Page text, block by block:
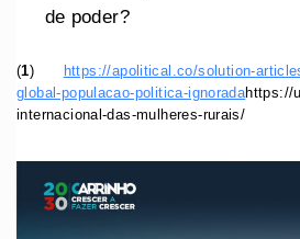
de poder?
(1)
https://apolitical.co/solution-
global-populacao-politica-ignoradahttps://
internacional-das-mulheres-rurais/